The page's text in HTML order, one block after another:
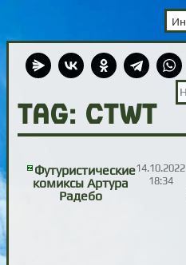
TAG: CTWT
Футуристические
комиксы Артура
Радебо
14.10.2022
18:34